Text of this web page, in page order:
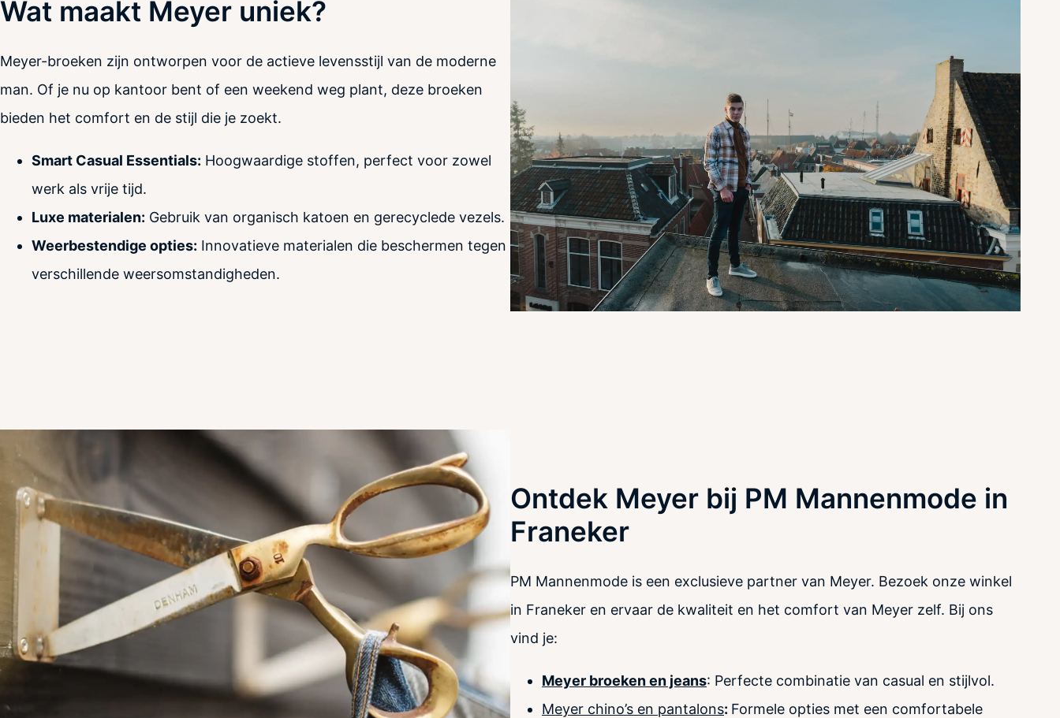
Wat maakt Meyer uniek?
Meyer-broeken zijn ontworpen voor de actieve levensstijl van de moderne
man. Of je nu op kantoor bent of een weekend weg plant, deze broeken
bieden het comfort en de stijl die je zoekt.
Smart Casual Essentials: Hoogwaardige stoffen, perfect voor zowel
werk als vrije tijd.
Luxe materialen: Gebruik van organisch katoen en gerecyclede vezels.
Weerbestendige opties: Innovatieve materialen die beschermen tegen
verschillende weersomstandigheden.
Ontdek Meyer bij PM Mannenmode in
Franeker
PM Mannenmode is een exclusieve partner van Meyer. Bezoek onze winkel
in Franeker en ervaar de kwaliteit en het comfort van Meyer zelf. Bij ons
vind je:
Meyer broeken en jeans: Perfecte combinatie van casual en stijlvol.
Meyer chino’s en pantalons: Formele opties met een comfortabele